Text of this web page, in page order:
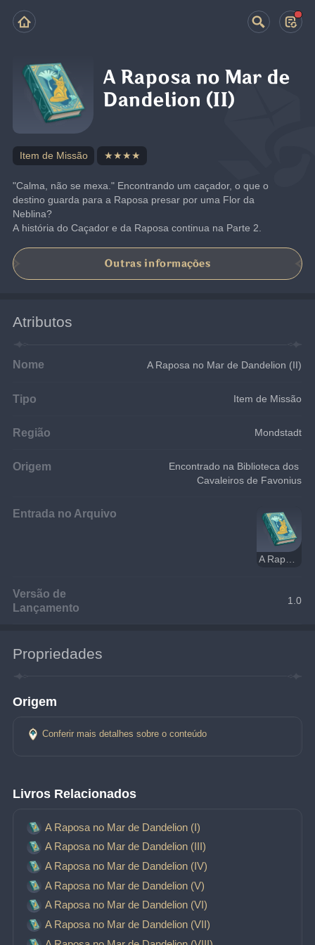
A Raposa no Mar de
Dandelion (II)
Item de Missão ★★★★
"Calma, não se mexa." Encontrando um caçador, o que o
destino guarda para a Raposa presar por uma Flor da
Neblina?
A história do Caçador e da Raposa continua na Parte 2.
Outras informações
Atributos
Nome A Raposa no Mar de Dandelion (II)
Tipo Item de Missão
Região Mondstadt
Origem
Encontrado na Biblioteca dos
Cavaleiros de Favonius
Entrada no Arquivo
A Raposa no Mar de Dandelion
Versão de
Lançamento
1.0
Propriedades
Origem
Conferir mais detalhes sobre o conteúdo
Livros Relacionados
A Raposa no Mar de Dandelion (I)
A Raposa no Mar de Dandelion (III)
A Raposa no Mar de Dandelion (IV)
A Raposa no Mar de Dandelion (V)
A Raposa no Mar de Dandelion (VI)
A Raposa no Mar de Dandelion (VII)